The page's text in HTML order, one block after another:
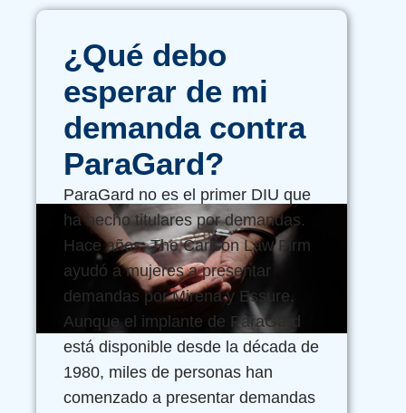
¿Qué debo
esperar de mi
demanda contra
ParaGard?
ParaGard no es el primer DIU que
ha hecho titulares por demandas.
Hace años, The Carlson Law Firm
ayudó a mujeres a presentar
demandas por Mirena y Essure.
Aunque el implante de ParaGard
está disponible desde la década de
1980, miles de personas han
comenzado a presentar demandas